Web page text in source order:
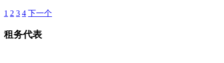
1 2 3 4 下一个
租务代表